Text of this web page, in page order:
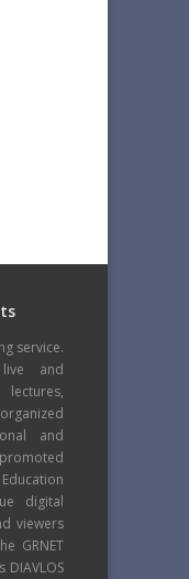
service.
and
and
digital
viewers
GRNET